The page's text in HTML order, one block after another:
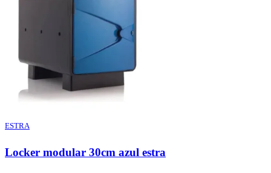
ESTRA
Locker modular 30cm azul estra